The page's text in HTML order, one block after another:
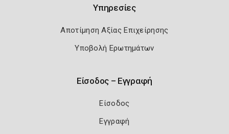
Υπηρεσίες
Αποτίμηση Αξίας Επιχείρησης
Υποβολή Ερωτημάτων
Είσοδος – Εγγραφή
Είσοδος
Εγγραφή